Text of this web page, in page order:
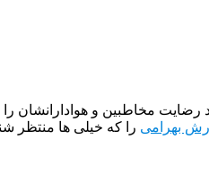
رضایت مخاطبین و هوادارانشان
بهرامی را که خیلی ها منتظر